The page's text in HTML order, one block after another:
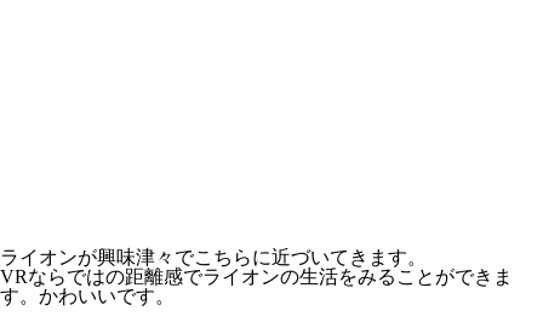
ライオンが興味津々でこちらに近づいてきます。
VRならではの距離感でライオンの生活をみることができま
す。かわいいです。